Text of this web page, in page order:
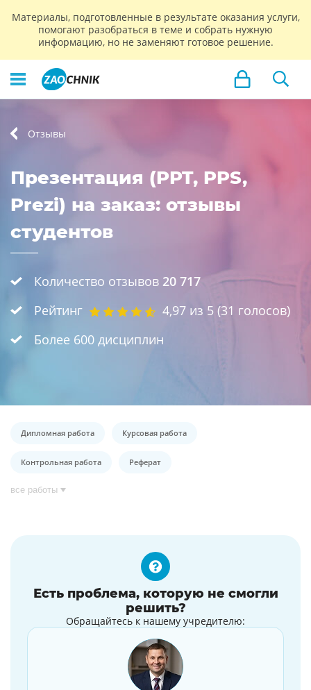
Материалы, подготовленные в результате оказания услуги,
помогают разобраться в теме и собрать нужную
информацию, но не заменяют готовое решение.
Отзывы
Презентация (PPT, PPS,
Prezi) на заказ: отзывы
студентов
Количество отзывов 20 717
Рейтинг
4,97 из 5 (31 голосов)
Более 600 дисциплин
Дипломная работа Курсовая работа
Контрольная работа Реферат
все работы
Есть проблема, которую не смогли
решить?
Обращайтесь к нашему учредителю: